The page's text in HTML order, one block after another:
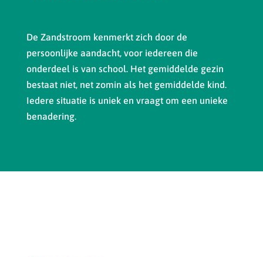
De Zandstroom kenmerkt zich door de
persoonlijke aandacht, voor iedereen die
onderdeel is van school. Het gemiddelde gezin
bestaat niet, net zomin als het gemiddelde kind.
Iedere situatie is uniek en vraagt om een unieke
benadering.